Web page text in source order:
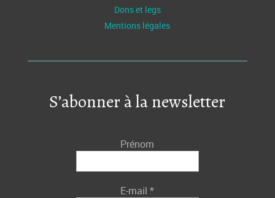
Dons et legs
Mentions légales
S’abonner à la newsletter
Prénom
E-mail*